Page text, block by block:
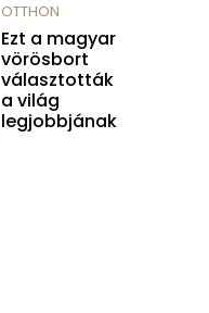
OTTHON
Ezt a magyar
vörösbort
választották
a világ
legjobbjának